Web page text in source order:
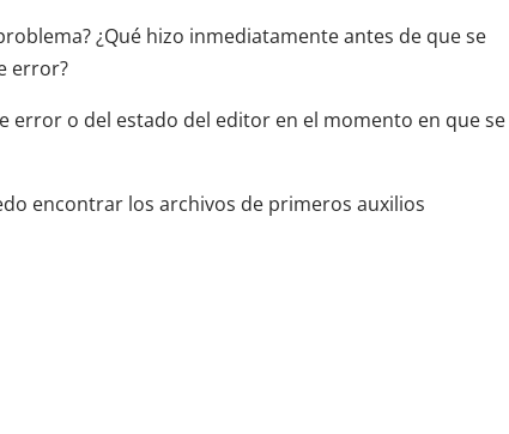
¿Qué hizo inmediatamente antes de que se
error?
error o del estado del editor en el momento en que se
encontrar los archivos de primeros auxilios